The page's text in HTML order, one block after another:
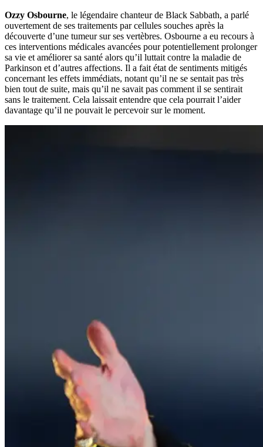
Ozzy Osbourne, le légendaire chanteur de Black Sabbath, a parlé
ouvertement de ses traitements par cellules souches après la
découverte d’une tumeur sur ses vertèbres. Osbourne a eu recours à
ces interventions médicales avancées pour potentiellement prolonger
sa vie et améliorer sa santé alors qu’il luttait contre la maladie de
Parkinson et d’autres affections. Il a fait état de sentiments mitigés
concernant les effets immédiats, notant qu’il ne se sentait pas très
bien tout de suite, mais qu’il ne savait pas comment il se sentirait
sans le traitement. Cela laissait entendre que cela pourrait l’aider
davantage qu’il ne pouvait le percevoir sur le moment.